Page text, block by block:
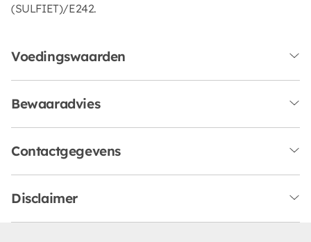
(SULFIET)/E242.
Voedingswaarden
Bewaaradvies
Contactgegevens
Disclaimer